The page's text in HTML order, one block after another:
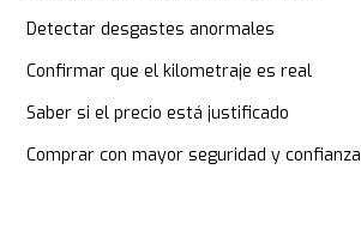
Detectar desgastes anormales
Confirmar que el kilometraje es real
Saber si el precio está justificado
Comprar con mayor seguridad y confianza